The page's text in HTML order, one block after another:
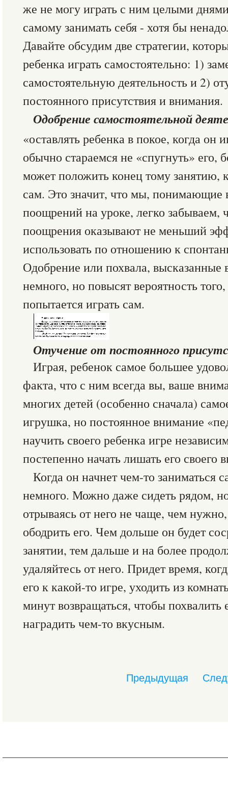
же не могу играть с ним целыми
самому занимать себя - хотя бы
Давайте обсудим две стратегии,
ребенка играть самостоятельно: 1)
самостоятельную деятельность и 2)
постоянного присутствия и внимания.
Одобрение самостоятельной
«оставлять ребенка в покое, когда он
обычно стараемся не «спугнуть» его,
может положить конец тому занятию,
сам. Это значит, что мы, понимающие
поощрений на уроке, легко забываем,
поощрения оказывают не меньший
использовать по отношению к
Одобрение или похвала, высказанные
немного, но повысят вероятность
попытается играть сам.
Отучение от постоянного
Играя, ребенок самое большее
факта, что с ним всегда вы, ваше
многих детей (особенно сначала)
игрушка, но постоянное внимание
научить своего ребенка игре
постепенно начать лишать его своего
Когда он начнет чем-то заниматься
немного. Можно даже сидеть рядом,
отрываясь от него не чаще, чем
ободрить его. Чем дольше он будет
занятии, тем дальше и на более
удаляйтесь от него. Придет время,
его к какой-то игре, уходить из
минут возвращаться, чтобы
наградить чем-то вкусным.
Предыдущая